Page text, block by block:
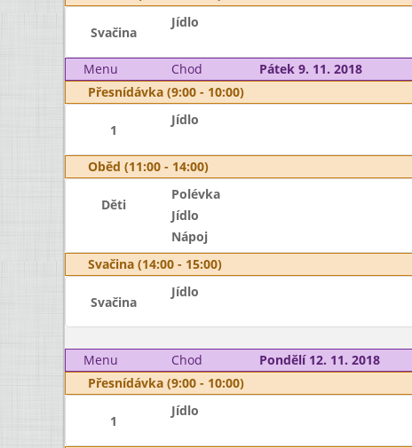
Svačina
Jídlo
Menu Chod Pátek 9. 11. 2018
Přesnídávka (9:00 - 10:00)
1
Jídlo
Oběd (11:00 - 14:00)
Děti
Polévka
Jídlo
Nápoj
Svačina (14:00 - 15:00)
Svačina
Jídlo
Menu
Chod Pondělí 12. 11. 2018
Přesnídávka (9:00 - 10:00)
1
Jídlo